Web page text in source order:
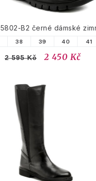
B2 černé dámské
38 39 40 41
2 595 Kč 2 450 Kč